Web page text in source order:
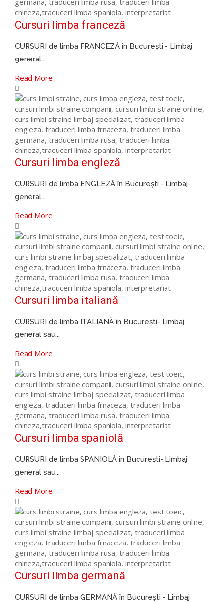
Cursuri limba franceză
CURSURI de limba FRANCEZĂ în București - Limbaj
general...
Read More
Cursuri limba engleză
CURSURI de limba ENGLEZĂ în București - Limbaj
general...
Read More
Cursuri limba italiană
CURSURI de limba ITALIANĂ în București- Limbaj
general sau...
Read More
Cursuri limba spaniolă
CURSURI de limba SPANIOLĂ în București- Limbaj
general sau...
Read More
Cursuri limba germană
CURSURI de limba GERMANĂ în București - Limbaj